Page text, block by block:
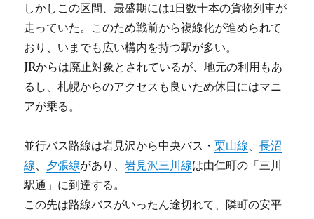
しかしこの区間、最盛期には1日数十本の貨物列車が
走っていた。このため戦前から複線化が進められて
おり、いまでも広い構内を持つ駅が多い。
JRからは廃止対象とされているが、地元の利用もあ
るし、札幌からのアクセスも良いため休日にはマニ
アが乗る。
並行バス路線は岩見沢から中央バス・栗山線、長沼
線、 夕張線があり、岩見沢三川線は由仁町の「三川
駅通」に到達する。
この先は路線バスがいったん途切れて、隣町の安平